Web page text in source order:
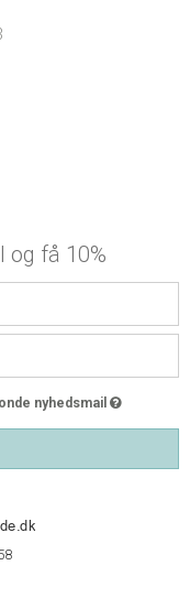
og få 10%
nyhedsmail